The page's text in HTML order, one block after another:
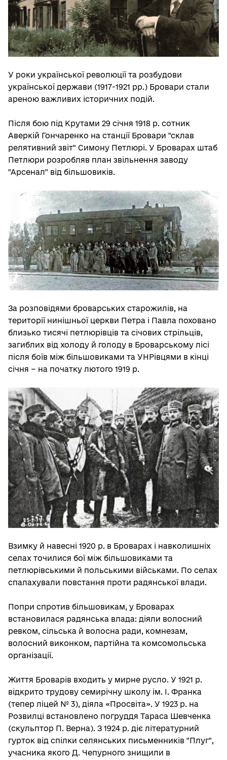
У роки української революції та розбудови
української держави (1917-1921 рр.) Бровари стали
ареною важливих історичних подій.
Після бою під Крутами 29 січня 1918 р. сотник
Аверкій Гончаренко на станції Бровари "склав
релятивний звіт" Симону Петлюрі. У Броварах штаб
Петлюри розробляв план звільнення заводу
"Арсенал" від більшовиків.
За розповідями броварських старожилів, на
території нинішньої церкви Петра і Павла поховано
близько тисячі петлюрівців та січових стрільців,
загиблих від холоду й голоду в Броварському лісі
після боїв між більшовиками та УНРівцями в кінці
січня − на початку лютого 1919 р.
Взимку й навесні 1920 р. в Броварах і навколишніх
селах точилися бої між більшовиками та
петлюрівськими й польськими військами. По селах
спалахували повстання проти радянської влади.
Попри спротив більшовикам, у Броварах
встановилася радянська влада: діяли волосний
ревком, сільська й волосна ради, комнезам,
волосний виконком, партійна та комсомольська
організації.
Життя Броварів входить у мирне русло. У 1921 р.
відкрито трудову семирічну школу ім. І. Франка
(тепер ліцей № 3), діяла «Просвіта». У 1923 р. на
Розвилці встановлено погруддя Тараса Шевченка
(скульптор П. Верна). З 1924 р. діє літературний
гурток від спілки селянських письменників "Плуг",
учасника якого Д. Чепурного знищили в